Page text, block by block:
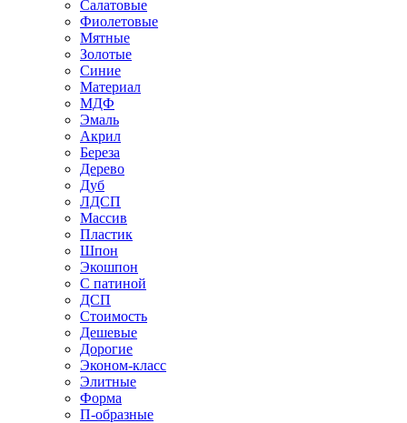
Салатовые
Фиолетовые
Мятные
Золотые
Синие
Материал
МДФ
Эмаль
Акрил
Береза
Дерево
Дуб
ЛДСП
Массив
Пластик
Шпон
Экошпон
С патиной
ДСП
Стоимость
Дешевые
Дорогие
Эконом-класс
Элитные
Форма
П-образные